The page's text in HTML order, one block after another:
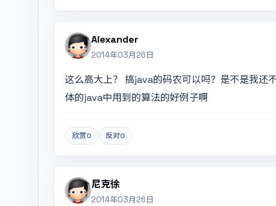
Alexander
2014年03月26日
这么高大上？ 搞java的码农可以吗？是不是我还
体的java中用到的算法的好例子啊
欣赏0 反对0
尼克徐
2014年03月26日